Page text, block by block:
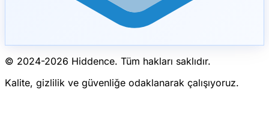
© 2024-2026 Hiddence. Tüm hakları saklıdır.
Kalite, gizlilik ve güvenliğe odaklanarak çalışıyoruz.